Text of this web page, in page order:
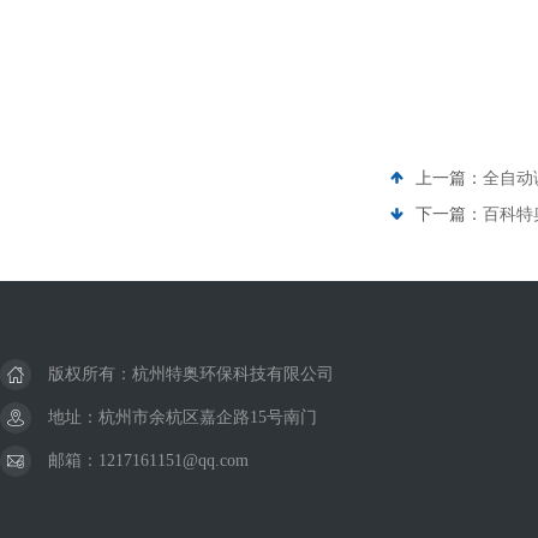
上一篇： 全自动
下一篇： 百科特
版权所有：杭州特奥环保科技有限公司
地址：杭州市余杭区嘉企路15号南门
邮箱：1217161151@qq.com